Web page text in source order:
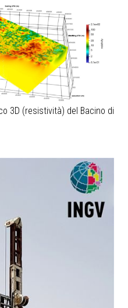
3D (resistività) del Bacino di